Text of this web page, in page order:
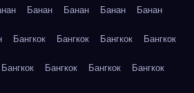
Банан Банан Банан Банан
Бангкок Бангкок Бангкок Бангкок
Бангкок Бангкок Бангкок Бангкок